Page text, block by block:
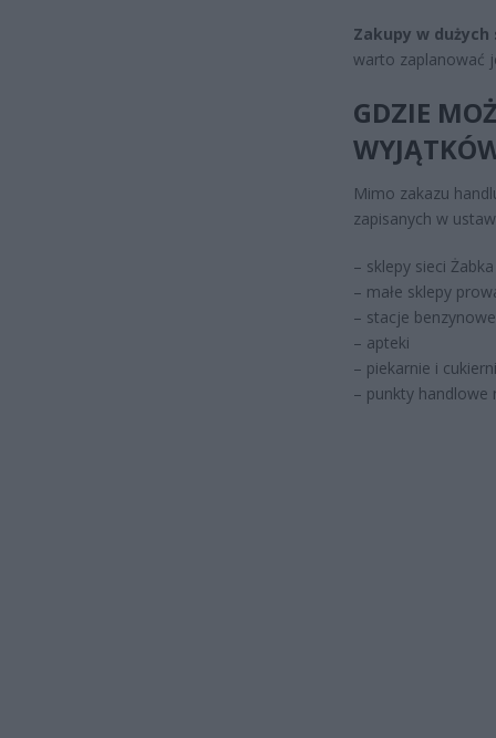
Zakupy w
warto zaplanować
GDZIE
Mimo zakazu
zapisanych w
– sklepy sieci Żabka
– małe sklepy
– stacje benzynowe
– apteki
– piekarnie i
– punkty handlowe